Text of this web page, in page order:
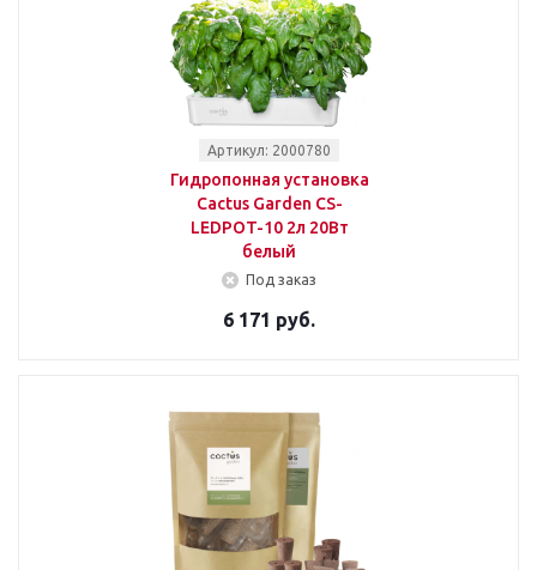
Артикул: 2000780
Гидропонная установка
Cactus Garden CS-
LEDPOT-10 2л 20Вт
белый
Под заказ
6 171 руб.